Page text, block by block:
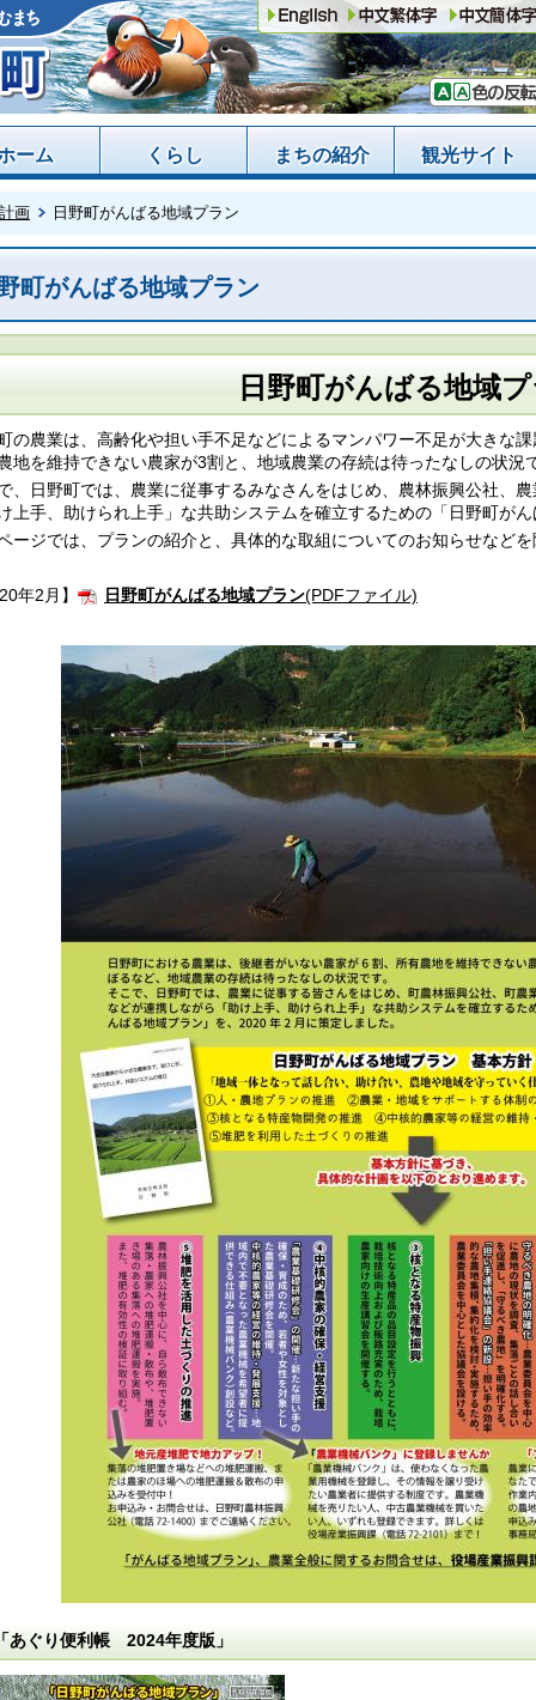
ーム くらし まちの紹介 観光サイト
画 日野町がんばる地域プラン
町がんばる地域プラン
日野町がんばる地域
の農業は、高齢化や担い手不足などによるマンパワー不足が大きな
地を維持できない農家が3割と、地域農業の存続は待ったなしの状況
、日野町では、農業に従事するみなさんをはじめ、農林振興公社、農
上手、助けられ上手」な共助システムを確立するための「日野町がん
ージでは、プランの紹介と、具体的な取組についてのお知らせなどを
年2月】 日野町がんばる地域プラン(PDFファイル)
あぐり便利帳 2024年度版」